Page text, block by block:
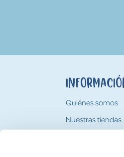
Quiénes somos
Nuestras tiendas
Tarjeta Regalo